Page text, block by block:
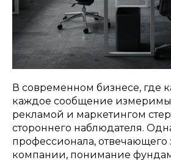
В современном бизнесе, где
каждое сообщение
рекламой и маркетингом
стороннего наблюдателя.
профессионала, отвечающего
компании, понимание